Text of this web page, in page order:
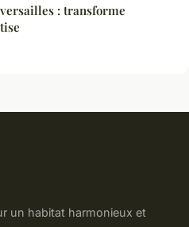
: transforme
un habitat harmonieux et